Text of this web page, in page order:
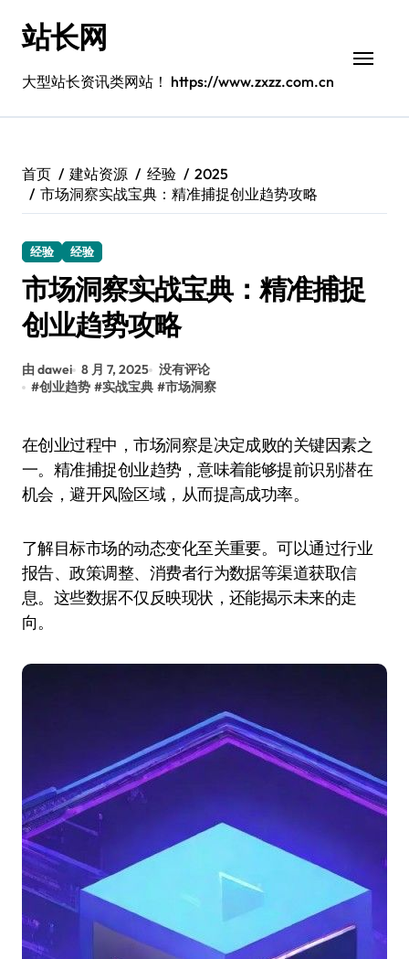
站长网
大型站长资讯类网站！ https://www.zxzz.com.cn
首页 建站资源 经验
2025
市场洞察实战宝典：精准捕捉创业趋势攻略
经验 经验
市场洞察实战宝典：精准捕捉
创业趋势攻略
由 dawei 8 月 7, 2025 没有评论
#创业趋势 #实战宝典 #市场洞察
在创业过程中，市场洞察是决定成败的关键因素之
一。精准捕捉创业趋势，意味着能够提前识别潜在
机会，避开风险区域，从而提高成功率。
了解目标市场的动态变化至关重要。可以通过行业
报告、政策调整、消费者行为数据等渠道获取信
息。这些数据不仅反映现状，还能揭示未来的走
向。